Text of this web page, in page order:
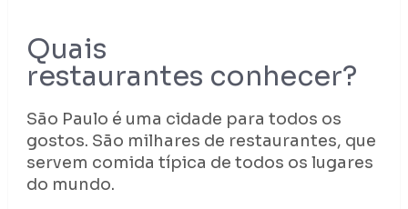
Quais
restaurantes conhecer?
São Paulo é uma cidade para todos os
gostos. São milhares de restaurantes, que
servem comida típica de todos os lugares
do mundo.